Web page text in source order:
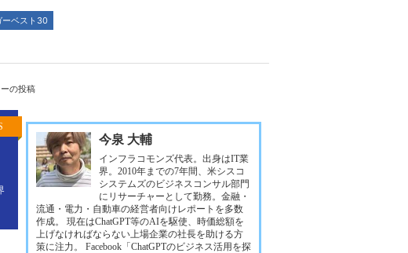
ーベスト30
の投稿
今泉 大輔
インフラコモンズ代表。出身はIT業
界。2010年までの7年間、米シスコ
システムズのビジネスコンサル部門
にリサーチャーとして勤務。金融・
流通・電力・自動車の経営者向けレポートを多数
作成。 現在はChatGPT等のAIを駆使、時価総額を
上げなければならない上場企業の社長を助ける方
策に注力。 Facebook「ChatGPTのビジネス活用を探